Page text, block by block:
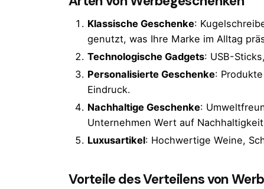
Klassische Geschenke:
genutzt, was Ihre Marke im Alltag
Technologische Gadgets: USB-
Personalisierte Geschenke:
Eindruck.
Nachhaltige Geschenke:
Unternehmen Wert auf
Luxusartikel: Hochwertige Weine,
Vorteile des Verteilens von